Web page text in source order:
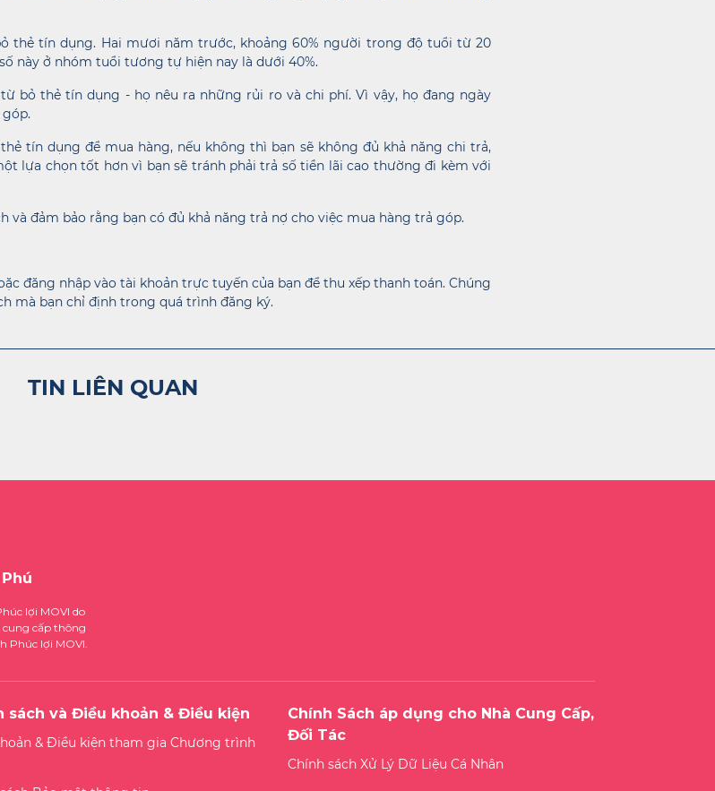
thẻ tín dụng. Hai mươi năm trước, khoảng 60% người trong độ tuổi từ 20
này ở nhóm tuổi tương tự hiện nay là dưới 40%.
bỏ thẻ tín dụng - họ nêu ra những rủi ro và chi phí. Vì vậy, họ đang ngày
tín dụng để mua hàng, nếu không thì bạn sẽ không đủ khả năng chi trả,
lựa chọn tốt hơn vì bạn sẽ tránh phải trả số tiền lãi cao thường đi kèm với
và đảm bảo rằng bạn có đủ khả năng trả nợ cho việc mua hàng trả góp.
đăng nhập vào tài khoản trực tuyến của bạn để thu xếp thanh toán. Chúng
mà bạn chỉ định trong quá trình đăng ký.
TIN LIÊN QUAN
lợi MOVI do
cấp thông
Phúc lợi MOVI.
sách và Điều khoản & Điều kiện
& Điều kiện tham gia Chương trình
Chính Sách áp dụng cho Nhà Cung Cấp,
Đối Tác
Chính sách Xử Lý Dữ Liệu Cá Nhân